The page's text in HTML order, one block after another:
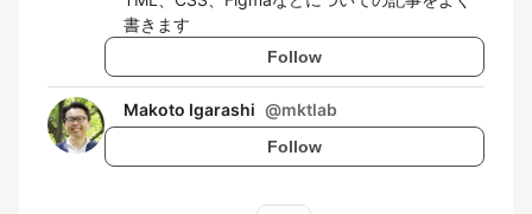
書きます
Follow
Makoto Igarashi @mktlab
Follow